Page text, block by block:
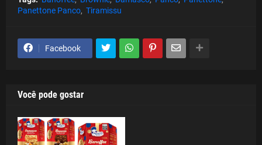
Panettone Panco Tiramissu
Facebook
Você pode gostar